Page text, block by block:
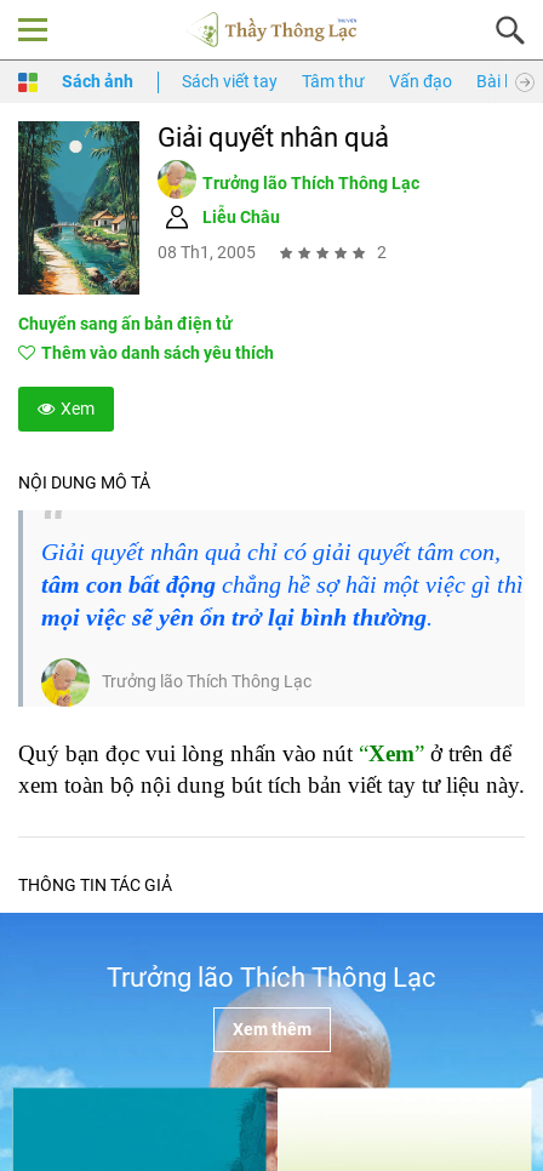
Sách ảnh Sách viết tay Tâm thư Vấn đạo Bài làm
Giải quyết nhân quả
Trưởng lão Thích Thông Lạc
Liễu Châu
08 Th1, 2005
2
Chuyển sang ấn bản điện tử
Thêm vào danh sách yêu thích
Xem
NỘI DUNG MÔ TẢ
Giải quyết nhân quả chỉ có giải quyết tâm con,
tâm con bất động chẳng hề sợ hãi một việc gì thì
mọi việc sẽ yên ổn trở lại bình thường.
Trưởng lão Thích Thông Lạc
Quý bạn đọc vui lòng nhấn vào nút “Xem” ở trên để
xem toàn bộ nội dung bút tích bản viết tay tư liệu này.
THÔNG TIN TÁC GIẢ
Trưởng lão Thích Thông Lạc
Xem thêm